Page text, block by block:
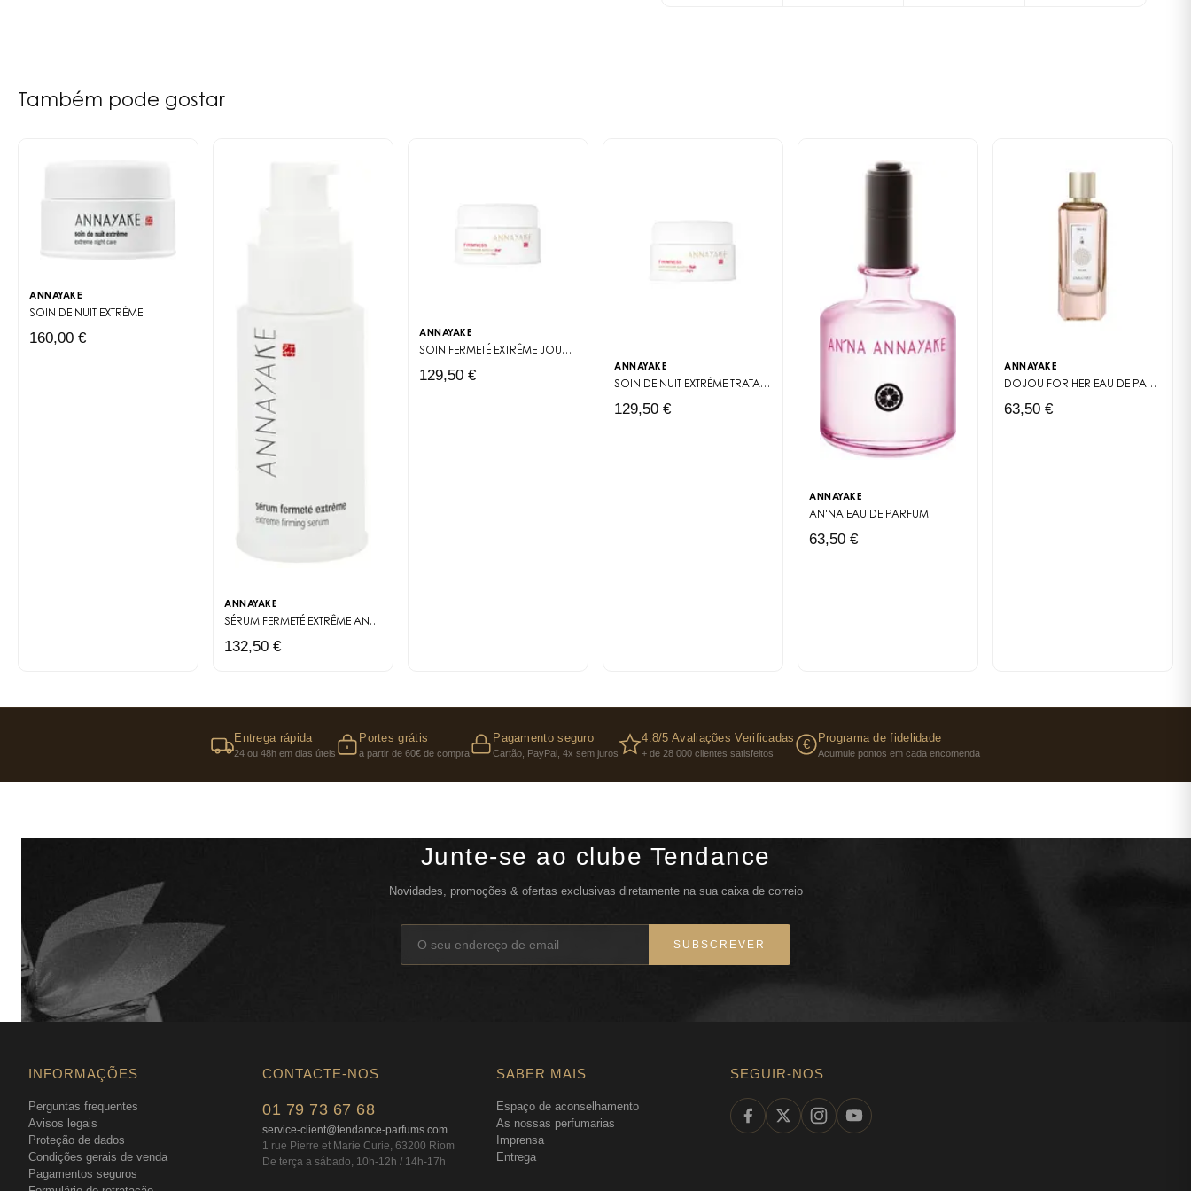
Também pode gostar
ANNAYAKE
SOIN DE NUIT EXTRÊME
160,00 €
ANNAYAKE
SÉRUM FERMETÉ EXTRÊME ANTI-AGE EXTRÊME
132,50 €
ANNAYAKE
SOIN FERMETÉ EXTRÊME JOUR CREME DE DIA REAFIRMANTE 50 ML FORMULADO PARA MELHORAR A FIRMEZA, A ELASTICIDADE E O BRILHO DA PELE
129,50 € ANNAYAKE
SOIN DE NUIT EXTRÊME TRATAMENTO DE NOITE DE ALTA TECNOLOGIA: FIRMEZA E LUMINOSIDADE DURANTE O PICO DE REGENERAÇÃO CELULAR.
129,50 €
ANNAYAKE
AN'NA EAU DE PARFUM
63,50 €
ANNAYAKE
DOJOU FOR HER EAU DE PARFUM FEMININA DA COLEÇÃO GODAÏ, HOMENAGEM À TERRA — FLORAL, AПОВEDADO E AMADEIRADO.
63,50 €
Entrega rápida
24 ou 48h em dias úteis
Portes grátis
a partir de 60€ de compra
Pagamento seguro
Cartão, PayPal, 4x sem juros
4.8/5 Avaliações Verificadas
+ de 28 000 clientes satisfeitos
€ Programa de fidelidade
Acumule pontos em cada encomenda
Junte-se ao clube Tendance
Novidades, promoções & ofertas exclusivas diretamente na sua caixa de correio
SUBSCREVER
INFORMAÇÕES
Perguntas frequentes
Avisos legais
Proteção de dados
Condições gerais de venda
Pagamentos seguros
CONTACTE-NOS
01 79 73 67 68
service-client@tendance-parfums.com
1 rue Pierre et Marie Curie, 63200 Riom
De terça a sábado, 10h-12h / 14h-17h
SABER MAIS
Espaço de aconselhamento
As nossas perfumarias
Imprensa
Entrega
SEGUIR-NOS